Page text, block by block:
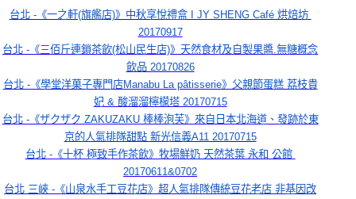
台北 -《一之軒(旗艦店)》中秋享悅禮盒 I JY SHENG Café 烘焙坊
20170917
台北 -《三佰斤連鎖茶飲(松山民生店)》天然食材及自製果醬.無糖概念
飲品 20170826
台北 -《學堂洋菓子專門店Manabu La pâtisserie》父親節蛋糕 荔枝貴
妃 & 酸溜溜檸檬塔 20170715
台北 -《ザクザク ZAKUZAKU 棒棒泡芙》來自日本北海道、發跡於東
京的人氣排隊甜點 新光信義A11 20170715
台北 -《十杯 極致手作茶飲》牧場鮮奶 天然茶葉 永和 公館
20170611&0702
台北 三峽 -《山泉水手工豆花店》超人氣排隊傳統豆花老店 非基因改